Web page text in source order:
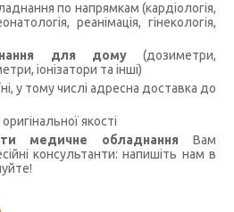
по напрямкам (кардіологія,
реанімація, гінекологія,
для дому(дозиметри,
іонізатори та інші)
у тому числі адресна доставка до
якості
медичне обладнання Вам
консультанти: напишіть нам в